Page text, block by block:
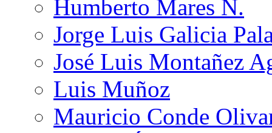
Humberto Mares N.
Jorge Luis Galicia
José Luis Montañez
Luis Muñoz
Mauricio Conde